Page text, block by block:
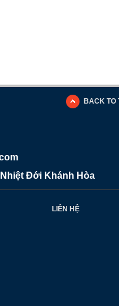
BACK TO
Đới Khánh Hòa
LIÊN HỆ